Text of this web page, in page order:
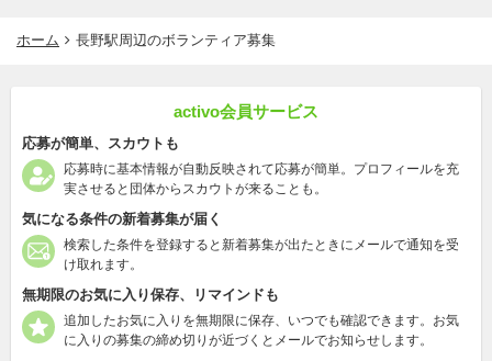
ホーム 長野駅周辺のボランティア募集
activo会員サービス
応募が簡単、スカウトも
応募時に基本情報が自動反映されて応募が簡単。プロフィールを充
実させると団体からスカウトが来ることも。
気になる条件の新着募集が届く
検索した条件を登録すると新着募集が出たときにメールで通知を受
け取れます。
無期限のお気に入り保存、リマインドも
追加したお気に入りを無期限に保存、いつでも確認できます。お気
に入りの募集の締め切りが近づくとメールでお知らせします。